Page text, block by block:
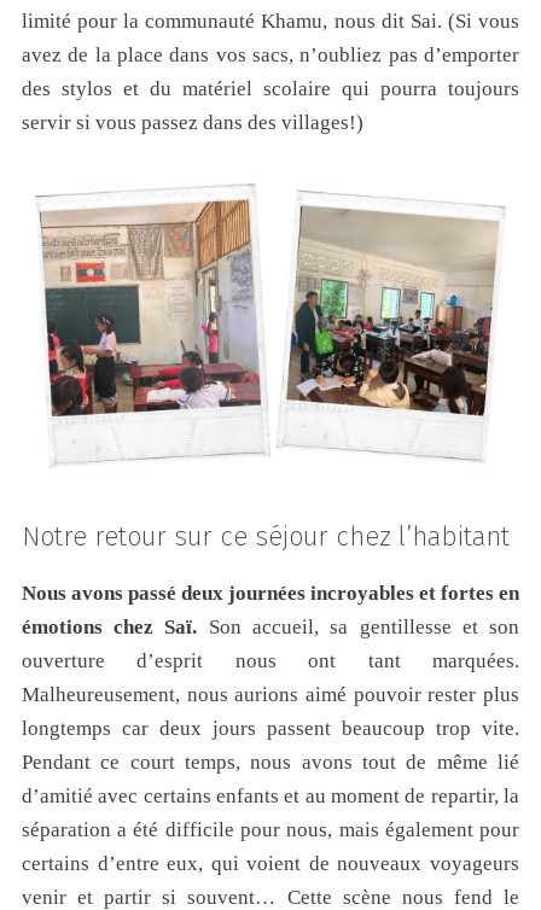
limité pour la communauté Khamu, nous dit Sai. (Si vous
avez de la place dans vos sacs, n’oubliez pas d’emporter
des stylos et du matériel scolaire qui pourra toujours
servir si vous passez dans des villages!)
Notre retour sur ce séjour chez l’habitant
Nous avons passé deux journées incroyables et fortes en
émotions chez Saï. Son accueil, sa gentillesse et son
ouverture d’esprit nous ont tant marquées.
Malheureusement, nous aurions aimé pouvoir rester plus
longtemps car deux jours passent beaucoup trop vite.
Pendant ce court temps, nous avons tout de même lié
d’amitié avec certains enfants et au moment de repartir, la
séparation a été difficile pour nous, mais également pour
certains d’entre eux, qui voient de nouveaux voyageurs
venir et partir si souvent… Cette scène nous fend le